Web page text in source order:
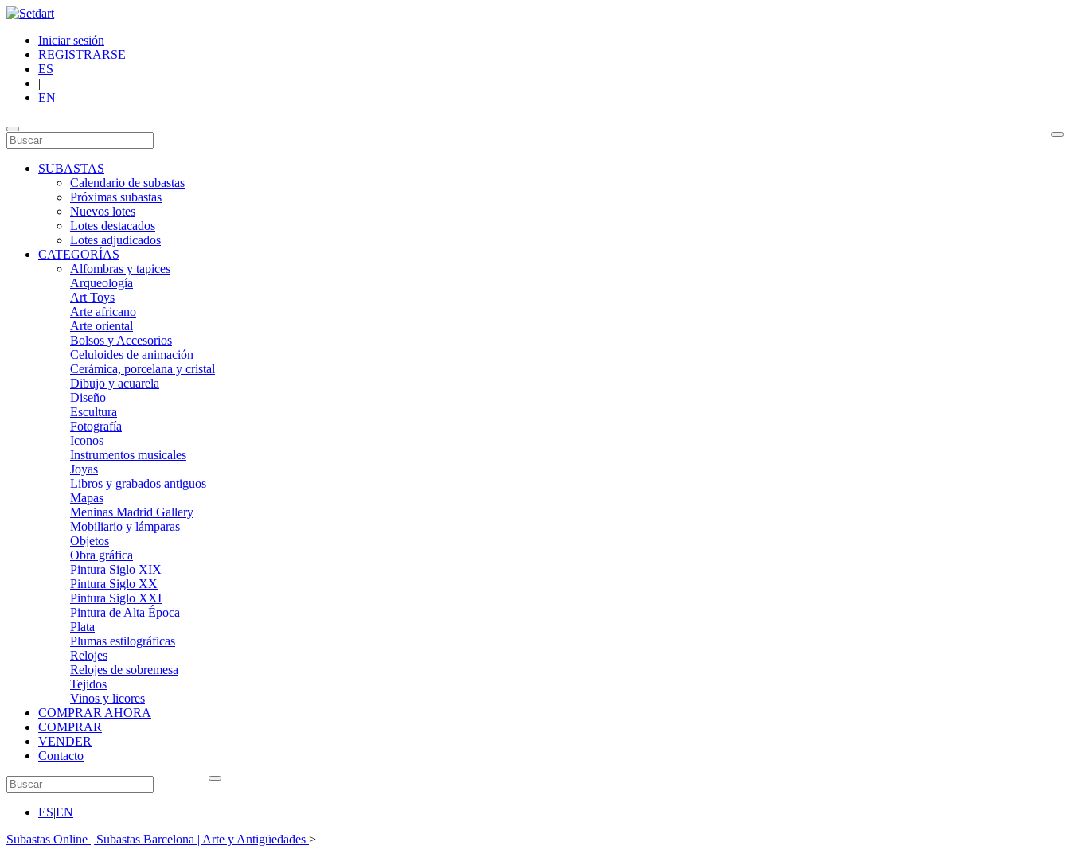
Iniciar sesión
REGISTRARSE
ES
|
EN
SUBASTAS
Calendario de subastas
Próximas subastas
Nuevos lotes
Lotes destacados
Lotes adjudicados
CATEGORÍAS
Alfombras y tapices
Arqueología
Art Toys
Arte africano
Arte oriental
Bolsos y Accesorios
Celuloides de animación
Cerámica, porcelana y cristal
Dibujo y acuarela
Diseño
Escultura
Fotografía
Iconos
Instrumentos musicales
Joyas
Libros y grabados antiguos
Mapas
Meninas Madrid Gallery
Mobiliario y lámparas
Objetos
Obra gráfica
Pintura Siglo XIX
Pintura Siglo XX
Pintura Siglo XXI
Pintura de Alta Época
Plata
Plumas estilográficas
Relojes
Relojes de sobremesa
Tejidos
Vinos y licores
COMPRAR AHORA
COMPRAR
VENDER
Contacto
ES|EN
Subastas Online | Subastas Barcelona | Arte y Antigüedades >